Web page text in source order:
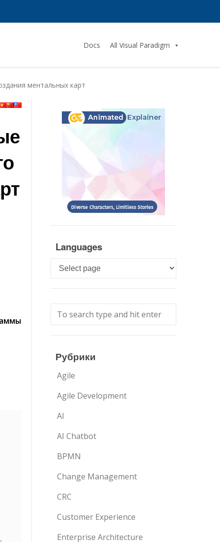
Docs All Visual Paradigm
ментальных карт
Languages
Languages
Рубрики
Agile
Agile Development
AI
AI Chatbot
BPMN
Change Management
CRC
Customer Experience
Enterprise Architecture